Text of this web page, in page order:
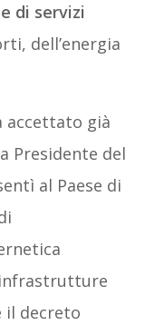
di servizi
dell’energia
accettato già
Presidente del
al Paese di
il decreto